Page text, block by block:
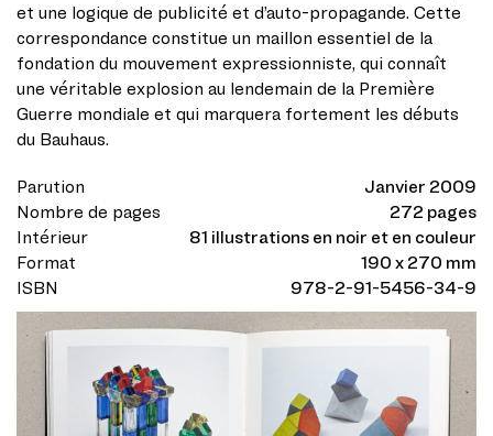
et une logique de publicité et d’auto-propagande. Cette
correspondance constitue un maillon essentiel de la
fondation du mouvement expressionniste, qui connaît
une véritable explosion au lendemain de la Première
Guerre mondiale et qui marquera fortement les débuts
du Bauhaus.
Parution
Janvier 2009
Nombre de pages
272 pages
Intérieur
81 illustrations en noir et en couleur
Format
190 x 270 mm
ISBN
978-2-91-5456-34-9